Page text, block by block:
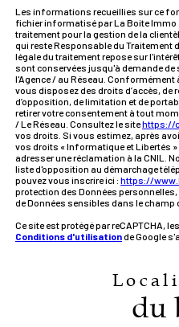
Les informations recueillies sur ce
fichier informatisé par La Boite
traitement pour la gestion de la
qui reste Responsable du Traitement
légale du traitement repose sur
sont conservées jusqu'à demande
l'Agence / au Réseau.
vous disposez des droits d’accès, de
d’opposition, de limitation et de
retirer votre consentement à tout
/ Le Réseau. Consultez le sitehttps://
vos droits. Si vous estimez, après
vos droits « Informatique et Libertés
adresser une réclamation à la CNIL.
liste d'opposition au démarchage
pouvez vous inscrire ici : https://
protection des Données
de Données sensibles dans le champ
Ce site est protégé par reCAPTCHA, les
Conditions d'utilisationde Google
du